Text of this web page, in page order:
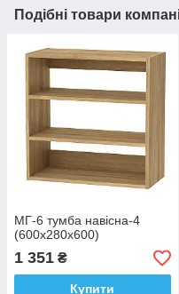
Подібні товари
МГ-6 тумба навісна-4
(600х280х600)
1 351 ₴
Купити